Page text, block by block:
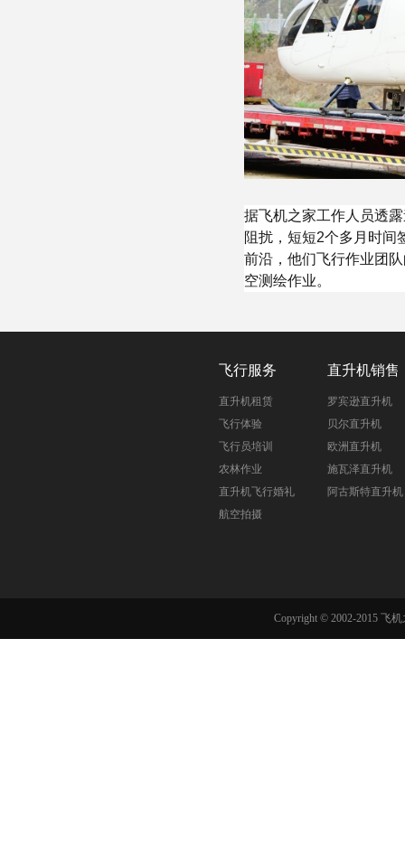
据飞机之家工作人员透
阻扰，短短2个多月时间
前沿，他们飞行作业团
空测绘作业。
飞行服务
直升机租赁
飞行体验
飞行员培训
农林作业
直升机飞行婚礼
航空拍摄
直升机销售
罗宾逊直升机
贝尔直升机
欧洲直升机
施瓦泽直升机
阿古斯特直升机
Copyright © 2002-2015 飞